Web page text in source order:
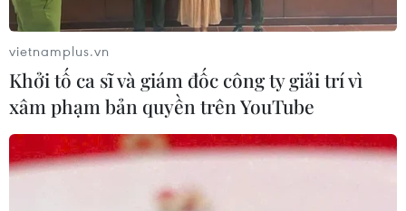
Lạng Sơn tìm giải pháp thông quan hàng
hóa sang Trung Quốc
24/12/2021 13:41
Đại diện các sở, ngành của Lạng Sơn đã thảo luận các
biện pháp đẩy nhanh thông quan hàng hóa, kiểm soát
tốt dịch bệnh như lựa chọn địa điểm phù hợp để bố trí
vietnamplus.vn
Khởi tố ca sĩ và giám đốc công ty giải trí vì
xâm phạm bản quyền trên YouTube